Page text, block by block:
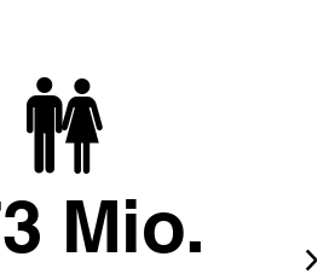
Mio.